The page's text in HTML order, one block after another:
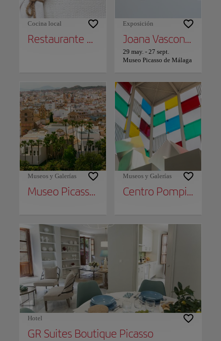
Cocina local
Restaurante Alborán
Exposición
Joana Vasconcelos / Transfiguración
29 may. - 27 sept.
Museo Picasso de Málaga
Museos y Galerías
Museo Picasso Málaga
Museos y Galerías
Centro Pompidou Málaga
Hotel
GR Suites Boutique Picasso